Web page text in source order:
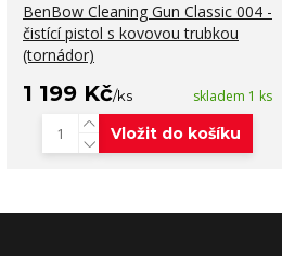
BenBow Cleaning Gun Classic 004 -
čistící pistol s kovovou trubkou
(tornádor)
1 199 Kč/ks skladem 1 ks
Vložit do košíku